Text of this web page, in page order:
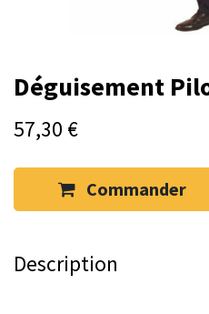
Déguisement
57,30 €
Commander
Description